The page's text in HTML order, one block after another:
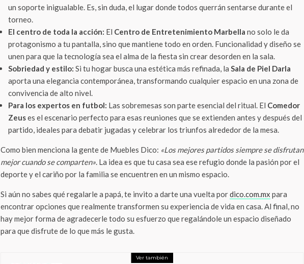
un soporte inigualable. Es, sin duda, el lugar donde todos querrán sentarse durante el
torneo.
El centro de toda la acción: El Centro de Entretenimiento Marbella no solo le da
protagonismo a tu pantalla, sino que mantiene todo en orden. Funcionalidad y diseño se
unen para que la tecnología sea el alma de la fiesta sin crear desorden en la sala.
Sobriedad y estilo: Si tu hogar busca una estética más refinada, la Sala de Piel Darla
aporta una elegancia contemporánea, transformando cualquier espacio en una zona de
convivencia de alto nivel.
Para los expertos en futbol: Las sobremesas son parte esencial del ritual. El Comedor
Zeuses el escenario perfecto para esas reuniones que se extienden antes y después del
partido, ideales para debatir jugadas y celebrar los triunfos alrededor de la mesa.
Como bien menciona la gente de Muebles Dico: «Los mejores partidos siempre se disfrutan
mejor cuando se comparten». La idea es que tu casa sea ese refugio donde la pasión por el
deporte y el cariño por la familia se encuentren en un mismo espacio.
Si aún no sabes qué regalarle a papá, te invito a darte una vuelta pordico.com.mx para
encontrar opciones que realmente transformen su experiencia de vida en casa. Al final, no
hay mejor forma de agradecerle todo su esfuerzo que regalándole un espacio diseñado
para que disfrute de lo que más le gusta.
Ver también